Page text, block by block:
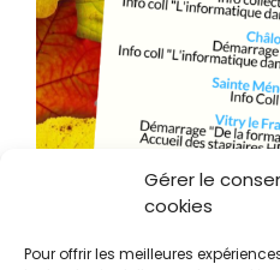
Gérer le
cookies
Pour offrir les meilleures